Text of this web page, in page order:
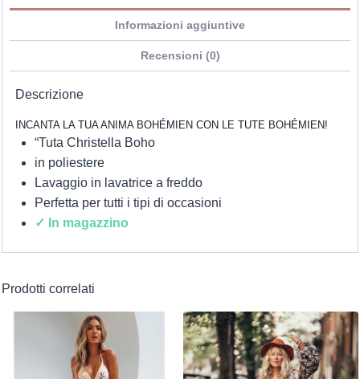
Informazioni aggiuntive
Recensioni (0)
Descrizione
INCANTA LA TUA ANIMA BOHÉMIEN CON LE TUTE BOHÉMIEN!
“Tuta Christella Boho
in poliestere
Lavaggio in lavatrice a freddo
Perfetta per tutti i tipi di occasioni
✓ In magazzino
Prodotti correlati